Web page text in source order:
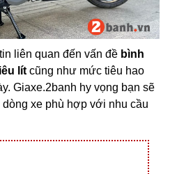
liên quan đến vấn đề bình
lít cũng như mức tiêu hao
Giaxe.2banh hy vọng bạn sẽ
xe phù hợp với nhu cầu